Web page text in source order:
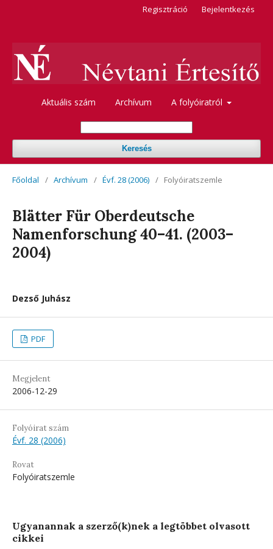
Aktuális szám Archívum A folyóiratról
Keresés
Regisztráció Bejelentkezés
Főoldal / Archívum / Évf. 28 (2006) / Folyóiratszemle
Blätter Für Oberdeutsche
Namenforschung 40–41. (2003–
2004)
Dezső Juhász
PDF
Megjelent
2006-12-29
Folyóirat szám
Évf. 28 (2006)
Rovat
Folyóiratszemle
Ugyanannak a szerző(k)nek a legtöbbet olvasott
cikkei